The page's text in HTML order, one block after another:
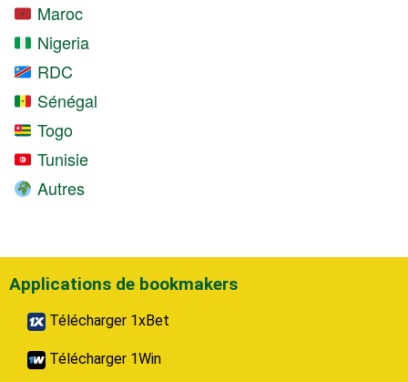
Maroc
Nigeria
RDC
Sénégal
Togo
Tunisie
Autres
Applications de bookmakers
Télécharger 1xBet
Télécharger 1Win